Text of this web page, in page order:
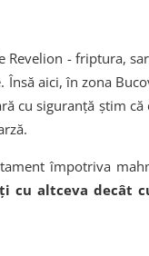
Revelion - friptura,
Însă aici, în zona
cu siguranţă ştim
împotriva
cu altceva decât